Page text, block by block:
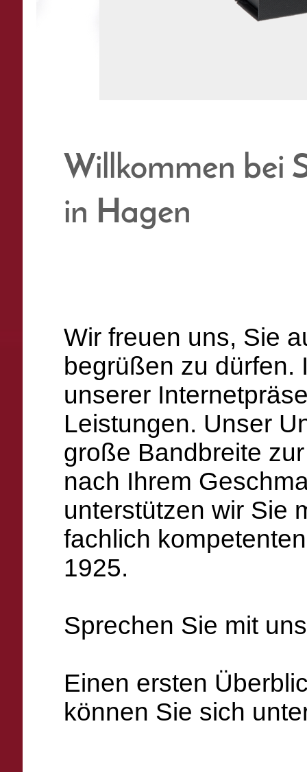
Willkommen bei
in Hagen
Wir freuen uns, Sie
begrüßen zu dürfen.
unserer
Leistungen. Unser
große Bandbreite
nach Ihrem
unterstützen wir Sie
fachlich
1925.
Sprechen Sie mit
Einen ersten
können Sie sich